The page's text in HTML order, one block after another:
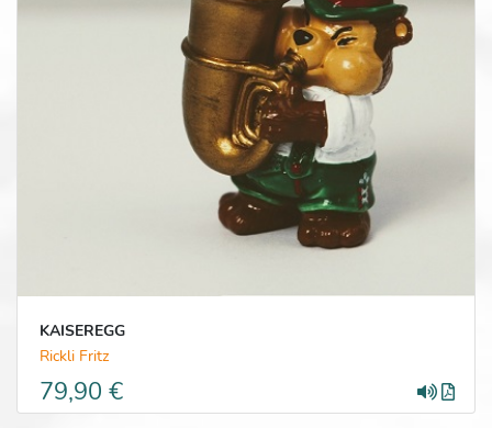
KAISEREGG
Rickli Fritz
79,90 €